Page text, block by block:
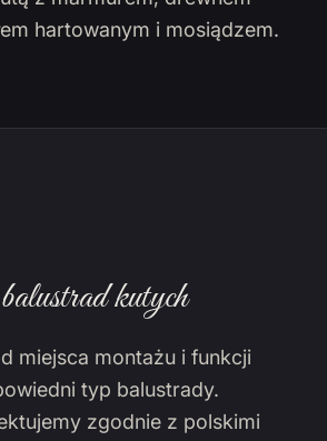
hartowanym i mosiądzem.
kutych
miejsca montażu i funkcji
typ balustrady.
zgodnie z polskimi